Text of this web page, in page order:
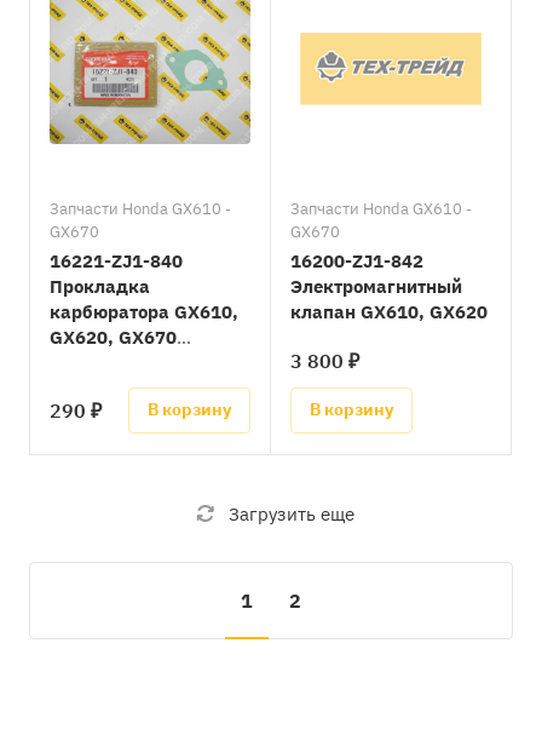
Запчасти Honda GX610 -
GX670
16221-ZJ1-840
Прокладка
карбюратора GX610,
GX620, GX670
290 ₽ В корзину
Запчасти Honda GX610 -
GX670
16200-ZJ1-842
Электромагнитный
клапан GX610, GX620
3 800 ₽
В корзину
Загрузить еще
1 2